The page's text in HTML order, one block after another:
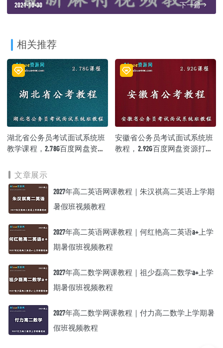
│ ├─ 2020.10.8 面试热点精讲1.mp4
│ └─ 2020.10.9 面试热点精讲2.mp4
│ ├─ 2020.10.11+山西省考热点精讲1+林夏+（讲义+笔记）.pdf
│ ├─ 2020.10.12 山西省考热点精讲2.mp4
│ └─ 2020.10.12+山西省考热点精讲2+林夏+（讲义+笔记）（面试
班）.pdf
├─ 06-山西高频考点
│ ├─ 2020.10.13 山西高频考点1.mp4
│ ├─ 2020.10.13+山西省考高频考点1+孙慕周+（讲义+笔记）（面试
│ ├─ 2020.10.14 山西高频考点2.mp4
│ ├─ 2020.10.14+山西省考高频考点2+孙慕周+（讲义+笔记）（面试
班）.pdf
│ ├─ 2020.10.15 山西高频考点3.mp4
├─ 2020.10.15 山西省考题目精讲1.mp4
├─ 2020.10.15+山西省考题目精讲1+彭思灵+（讲义+笔记）（面试
├─ 2020.10.16 山西省考题目精讲2.mp4
├─ 安徽省考题目精讲2.pdf
2021-10-30 下一篇
相关推荐
湖北省公务员考试面试系统班
教学课程，2.78G百度网盘资源
安徽省公务员考试面试系统班
教程，2.92G百度网盘资源打包
文章展示
2027年高二英语网课教程｜朱汉祺高二英语上学期
暑假班视频教程
2027年高二英语网课教程｜何红艳高二英语a+上学
期暑假班视频教程
2027年高二数学网课教程｜祖少磊高二数学a+上学
期暑假班视频教程
2027年高二数学网课教程｜付力高二数学上学期暑
假班视频教程